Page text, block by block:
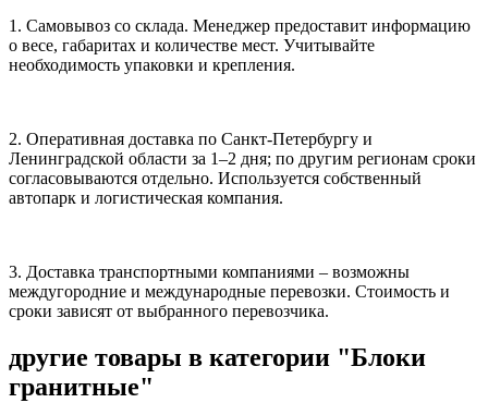
1. Самовывоз со склада. Менеджер предоставит информацию
о весе, габаритах и количестве мест. Учитывайте
необходимость упаковки и крепления.
2. Оперативная доставка по Санкт-Петербургу и
Ленинградской области за 1–2 дня; по другим регионам сроки
согласовываются отдельно. Используется собственный
автопарк и логистическая компания.
3. Доставка транспортными компаниями – возможны
междугородние и международные перевозки. Стоимость и
сроки зависят от выбранного перевозчика.
другие товары в категории "Блоки
гранитные"